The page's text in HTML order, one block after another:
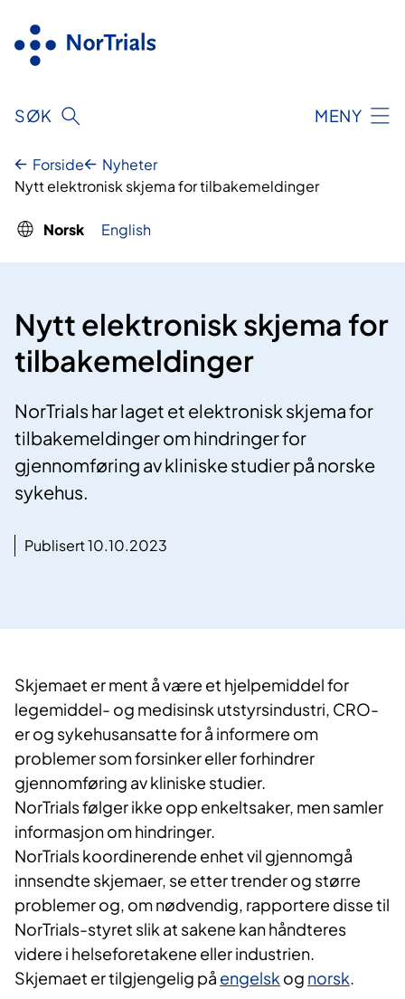
innhold
SØK MENY
Forside
Nyheter
Nytt elektronisk skjema for tilbakemeldinger
Norsk English
Nytt elektronisk skjema for
tilbakemeldinger
NorTrials har laget et elektronisk skjema for
tilbakemeldinger om hindringer for
gjennomføring av kliniske studier på norske
sykehus.
Publisert 10.10.2023
Skjemaet er ment å være et hjelpemiddel for
legemiddel- og medisinsk utstyrsindustri, CRO-
er og sykehusansatte for å informere om
problemer som forsinker eller forhindrer
gjennomføring av kliniske studier.
NorTrials følger ikke opp enkeltsaker, men samler
informasjon om hindringer.
NorTrials koordinerende enhet vil gjennomgå
innsendte skjemaer, se etter trender og større
problemer og, om nødvendig, rapportere disse til
NorTrials-styret slik at sakene kan håndteres
videre i helseforetakene eller industrien.
Skjemaet er tilgjengelig på engelsk og norsk.